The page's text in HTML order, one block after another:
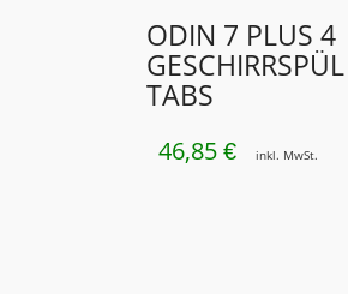
ODIN 7 PLUS 4
GESCHIRRSPÜL
TABS
46,85 € inkl. MwSt.